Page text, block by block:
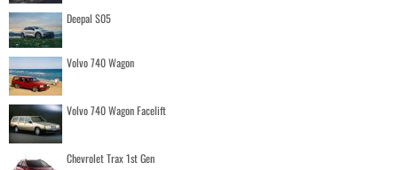
Deepal S05
Volvo 740 Wagon
Volvo 740 Wagon Facelift
Chevrolet Trax 1st Gen